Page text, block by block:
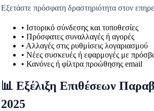
Εξετάστε πρόσφατη δραστηριότητα στον
• Ιστορικό σύνδεσης και τοποθεσίες
• Πρόσφατες συναλλαγές ή αγορές
• Αλλαγές στις ρυθμίσεις λογαριασμού
• Νέες συσκευές ή εφαρμογές με
• Κανόνες ή φίλτρα προώθησης email
📊 Εξέλιξη Επιθέσεων
2025